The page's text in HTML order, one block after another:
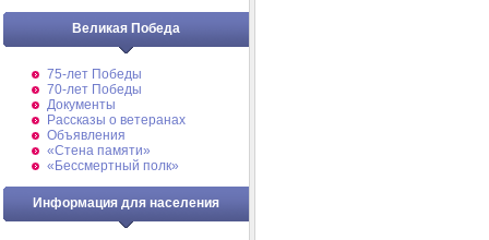
Великая Победа
75-лет Победы
70-лет Победы
Документы
Рассказы о ветеранах
Объявления
«Стена памяти»
«Бессмертный полк»
Информация для населения